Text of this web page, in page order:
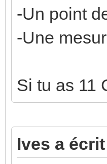
-Un point
-Une
Si tu as 11
Ives a